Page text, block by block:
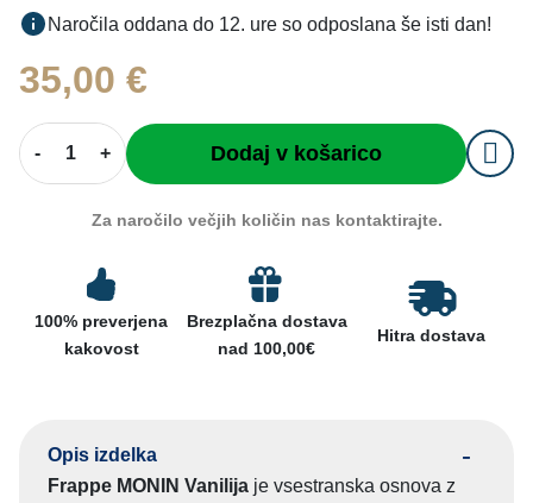
Naročila oddana do 12. ure so odposlana še isti dan!
35,00 €
-
F
r
+ Dodaj v košarico
Za naročilo večjih količin nas kontaktirajte.
100% preverjena
kakovost
Brezplačna dostava
nad 100,00€
Hitra dostava
Opis izdelka
Frappe MONIN Vanilija je vsestranska osnova z